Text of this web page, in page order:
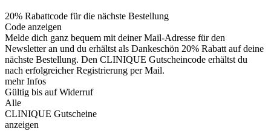
20% Rabattcode für die nächste Bestellung
Code anzeigen
Melde dich ganz bequem mit deiner Mail-Adresse für den
Newsletter an und du erhältst als Dankeschön 20% Rabatt auf deine
nächste Bestellung. Den CLINIQUE Gutscheincode erhältst du
nach erfolgreicher Registrierung per Mail.
mehr Infos
Gültig bis auf Widerruf
Alle
CLINIQUE Gutscheine
anzeigen